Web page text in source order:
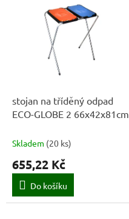
stojan na tříděný odpad
ECO-GLOBE 2 66x42x81cm
Skladem (20 ks)
655,22 Kč
Do košíku